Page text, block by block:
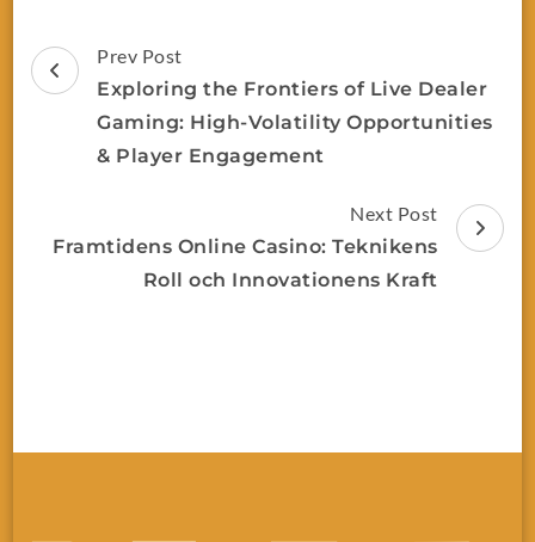
Prev Post
Exploring the Frontiers of Live Dealer
Gaming: High-Volatility Opportunities
& Player Engagement
Next Post
Framtidens Online Casino: Teknikens
Roll och Innovationens Kraft